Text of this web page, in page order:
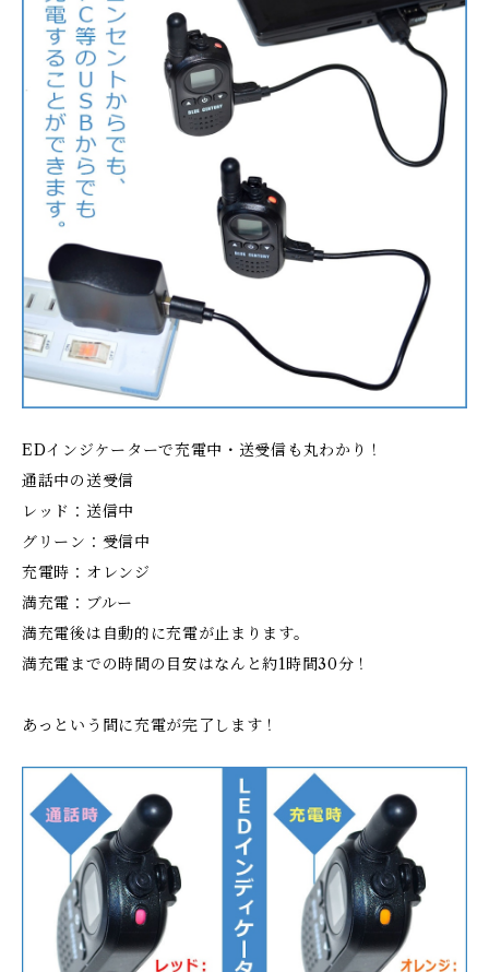
EDインジケーターで充電中・送受信も丸わかり！
通話中の送受信
レッド：送信中
グリーン：受信中
充電時：オレンジ
満充電：ブルー
満充電後は自動的に充電が止まります。
満充電までの時間の目安はなんと約1時間30分​！
あっという間に充電が完了します！